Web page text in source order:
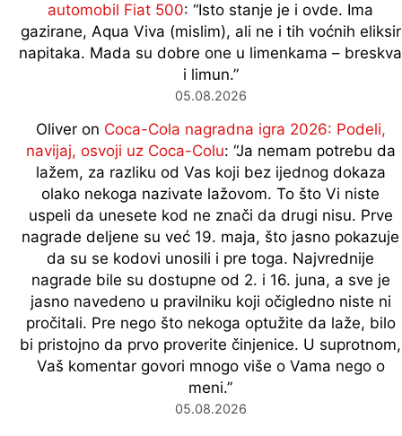
automobil Fiat 500: “Isto stanje je i ovde. Ima
gazirane, Aqua Viva (mislim), ali ne i tih voćnih eliksir
napitaka. Mada su dobre one u limenkama – breskva
i limun.”
05.08.2026
Oliveron Coca-Cola nagradna igra 2026: Podeli,
navijaj, osvoji uz Coca-Colu: “Ja nemam potrebu da
lažem, za razliku od Vas koji bez ijednog dokaza
olako nekoga nazivate lažovom. To što Vi niste
uspeli da unesete kod ne znači da drugi nisu. Prve
nagrade deljene su već 19. maja, što jasno pokazuje
da su se kodovi unosili i pre toga. Najvrednije
nagrade bile su dostupne od 2. i 16. juna, a sve je
jasno navedeno u pravilniku koji očigledno niste ni
pročitali. Pre nego što nekoga optužite da laže, bilo
bi pristojno da prvo proverite činjenice. U suprotnom,
Vaš komentar govori mnogo više o Vama nego o
meni.”
05.08.2026